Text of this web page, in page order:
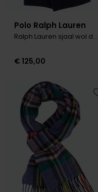
Tommy Hilfiger
Tramarossa
Vanguard
Polo Ralph Lauren
Ralph Lauren sjaal wol donkerblauw
€ 125,00